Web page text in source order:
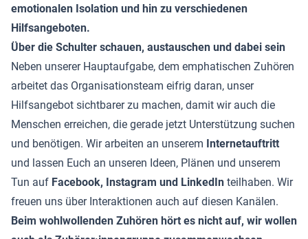
emotionalen Isolation und hin zu verschiedenen
Hilfsangeboten.
Über die Schulter schauen, austauschen und dabei sein
Neben unserer Hauptaufgabe, dem emphatischen Zuhören
arbeitet das Organisationsteam eifrig daran, unser
Hilfsangebot sichtbarer zu machen, damit wir auch die
Menschen erreichen, die gerade jetzt Unterstützung suchen
und benötigen. Wir arbeiten an unserem Internetauftritt
und lassen Euch an unseren Ideen, Plänen und unserem
Tun auf Facebook, Instagram und LinkedIn teilhaben. Wir
freuen uns über Interaktionen auch auf diesen Kanälen.
Beim wohlwollenden Zuhören hört es nicht auf, wir wollen